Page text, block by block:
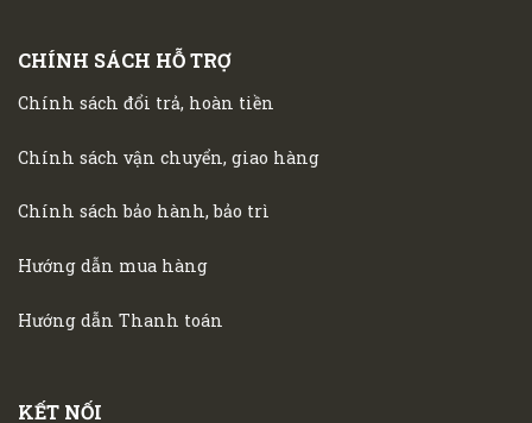
CHÍNH SÁCH HỖ TRỢ
Chính sách đổi trả, hoàn tiền
Chính sách vận chuyển, giao hàng
Chính sách bảo hành, bảo trì
Hướng dẫn mua hàng
Hướng dẫn Thanh toán
KẾT NỐI